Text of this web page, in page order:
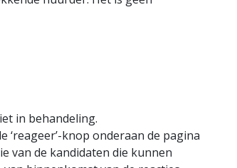
in behandeling.
knop onderaan de pagina
van de kandidaten die kunnen